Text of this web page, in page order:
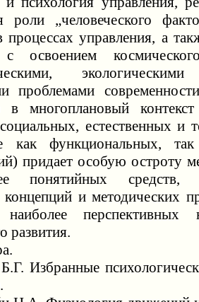
роли „человеческого
процессах управления, а
с освоением
проблемами
в многоплановый контекст
естественных и
как функциональных,
придает особую остроту
понятийных средств,
и методических
наиболее перспективных
развития.
Избранные